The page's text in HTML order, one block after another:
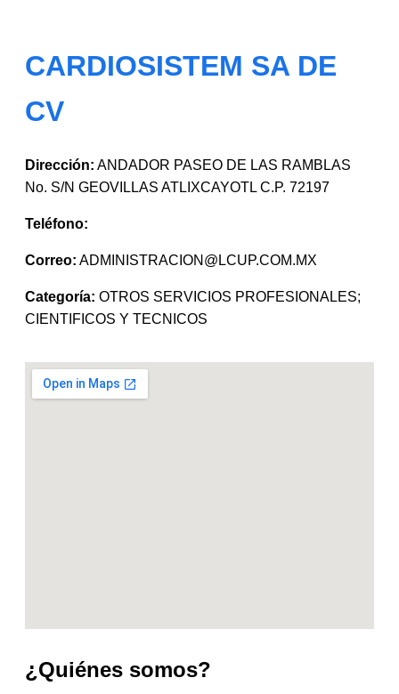
CARDIOSISTEM SA DE
CV
Dirección: ANDADOR PASEO DE LAS RAMBLAS
No. S/N GEOVILLAS ATLIXCAYOTL C.P. 72197
Teléfono:
Correo: ADMINISTRACION@LCUP.COM.MX
Categoría: OTROS SERVICIOS PROFESIONALES;
CIENTIFICOS Y TECNICOS
¿Quiénes somos?